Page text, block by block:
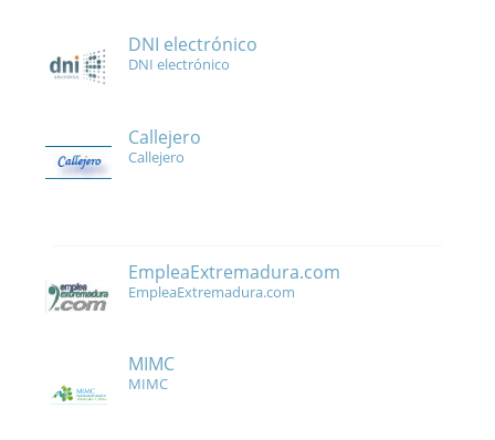
DNI electrónico
DNI electrónico
Callejero
Callejero
EmpleaExtremadura.com
EmpleaExtremadura.com
MIMC
MIMC